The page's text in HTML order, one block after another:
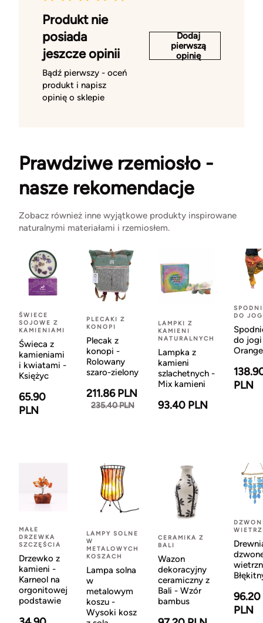
Produkt nie
posiada
jeszcze opinii
Bądź pierwszy - oceń
produkt i napisz
opinię o sklepie
Dodaj
pierwszą
opinię
Prawdziwe rzemiosło -
nasze rekomendacje
Zobacz również inne wyjątkowe produkty inspirowane
naturalnymi materiałami i rzemiosłem.
ŚWIECE
SOJOWE Z
KAMIENIAMI
Świeca z
kamieniami
i kwiatami -
Księżyc
65.90
PLN
PLECAKI Z
KONOPI
Plecak z
konopi -
Rolowany
szaro-zielony
211.86 PLN
235.40 PLN
LAMPKI Z
KAMIENI
NATURALNYCH
Lampka z
kamieni
szlachetnych -
Mix kamieni
93.40 PLN
DO
do
Orange
PLN
MAŁE
DRZEWKA
SZCZĘŚCIA
Drzewko z
kamieni -
Karneol na
orgonitowej
podstawie
LAMPY SOLNE
W
METALOWYCH
KOSZACH
Lampa solna
w
metalowym
koszu -
Wysoki kosz
CERAMIKA Z
BALI
Wazon
dekoracyjny
ceramiczny z
Bali - Wzór
bambus
96.20
PLN